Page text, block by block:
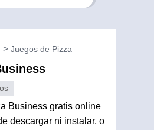
Juegos de Pizza
Business gratis online
descargar ni instalar, o